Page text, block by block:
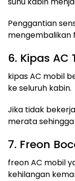
Penggantian
mengembalikan
6. Kipas
kipas AC mobil
ke seluruh kabin.
Jika tidak
merata
7. Freon
freon AC mobil
kehilangan